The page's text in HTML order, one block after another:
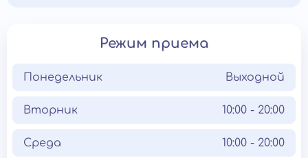
Режим приема
Понедельник Выходной
Вторник 10:00 - 20:00
Среда 10:00 - 20:00